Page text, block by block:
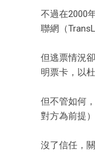
不過在2000
聯網（
但逃票情況
明票卡，以
但不管如何
對方為前提
沒了信任，